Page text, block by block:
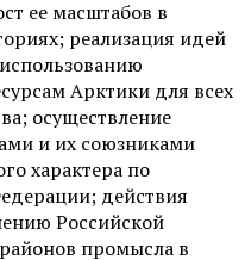
ее масштабов в
реализация идей
Арктики для всех
осуществление
и их союзниками
характера по
действия
Российской
промысла в